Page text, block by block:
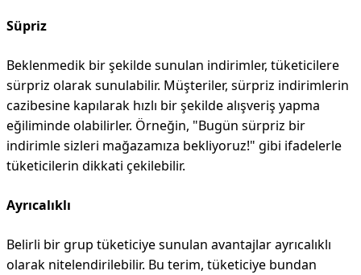
Süpriz
Beklenmedik bir şekilde sunulan indirimler, tüketicilere
sürpriz olarak sunulabilir. Müşteriler, sürpriz indirimlerin
cazibesine kapılarak hızlı bir şekilde alışveriş yapma
eğiliminde olabilirler. Örneğin, "Bugün sürpriz bir
indirimle sizleri mağazamıza bekliyoruz!" gibi ifadelerle
tüketicilerin dikkati çekilebilir.
Ayrıcalıklı
Belirli bir grup tüketiciye sunulan avantajlar ayrıcalıklı
olarak nitelendirilebilir. Bu terim, tüketiciye bundan